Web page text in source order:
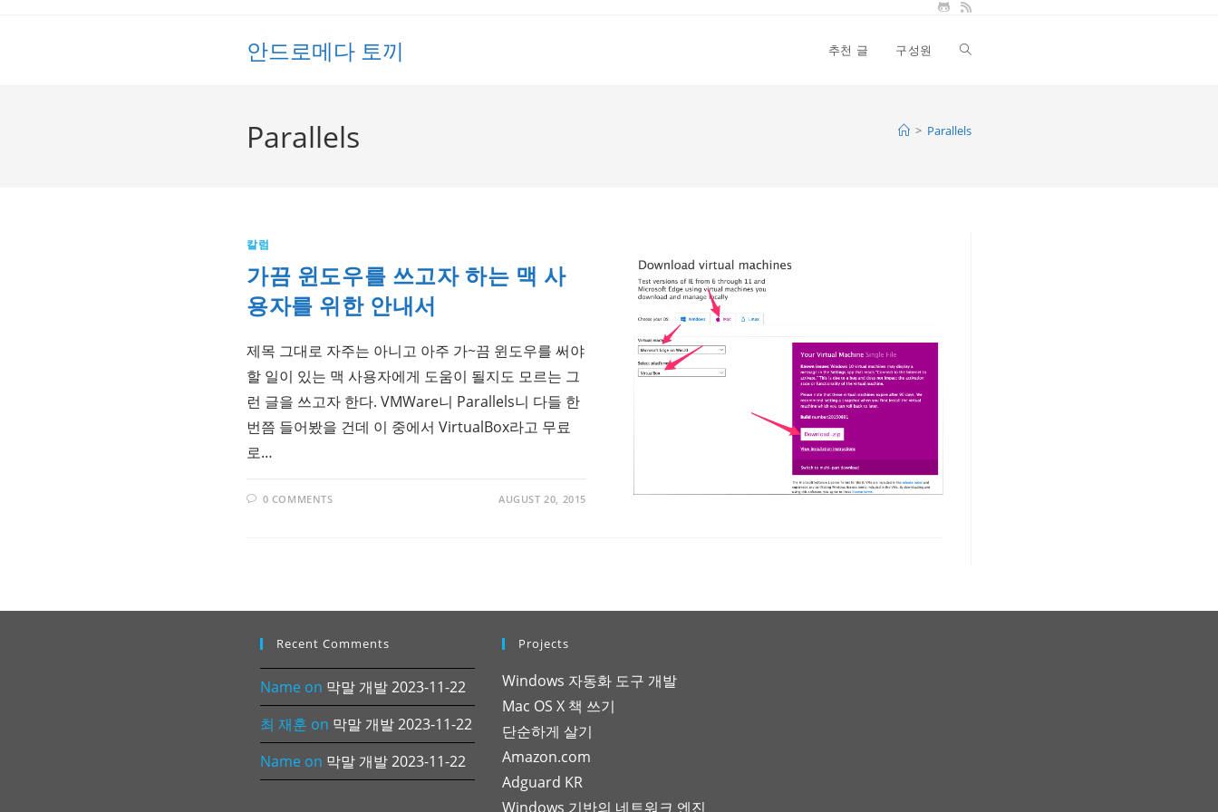
안드로메다 토끼 추천 글 구성원 Toggle
Parallels > Parallels
칼럼
가끔 윈도우를 쓰고자 하는 맥 사
용자를 위한 안내서
제목 그대로 자주는 아니고 아주 가~끔 윈도우를 써야
할 일이 있는 맥 사용자에게 도움이 될지도 모르는 그
런 글을 쓰고자 한다. VMWare니 Parallels니 다들 한
번쯤 들어봤을 건데 이 중에서 VirtualBox라고 무료
로…
0 COMMENTS AUGUST 20, 2015
Recent Comments
Name on 막말 개발 2023-11-22
최 재훈 on 막말 개발 2023-11-22
Name on 막말 개발 2023-11-22
Projects
Windows 자동화 도구 개발
Mac OS X 책 쓰기
단순하게 살기
Amazon.com
Adguard KR
Windows 기반의 네트워크 엔진